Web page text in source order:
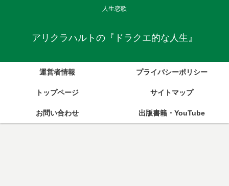
人生恋歌
アリクラハルトの『ドラクエ的な人生』
運営者情報 プライバシーポリシー
トップページ サイトマップ
お問い合わせ 出版書籍・YouTube